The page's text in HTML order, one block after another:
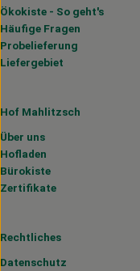
Ökokiste - So geht's
Häufige Fragen
Probelieferung
Liefergebiet
Hof Mahlitzsch
Über uns
Hofladen
Bürokiste
Zertifikate
Rechtliches
Datenschutz